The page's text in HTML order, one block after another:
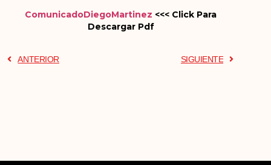
ComunicadoDiegoMartinez <<< Click Para
Descargar Pdf
ANTERIOR SIGUIENTE